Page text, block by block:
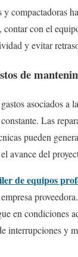
compactadoras
contar con el
y evitar
de
asociados a
Las
pueden
avance del
de equipos
en condiciones
interrupciones y